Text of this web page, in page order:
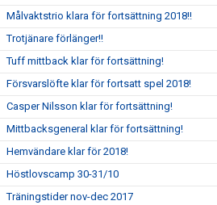
Målvaktstrio klara för fortsättning 2018!!
Trotjänare förlänger!!
Tuff mittback klar för fortsättning!
Försvarslöfte klar för fortsatt spel 2018!
Casper Nilsson klar för fortsättning!
Mittbacksgeneral klar för fortsättning!
Hemvändare klar för 2018!
Höstlovscamp 30-31/10
Träningstider nov-dec 2017